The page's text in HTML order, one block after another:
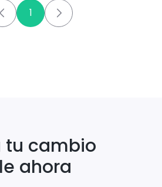
1
tu cambio
ahora